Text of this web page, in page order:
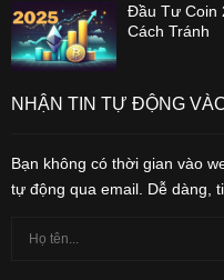
Đầu Tư Coin
Cách Tránh
NHẬN TIN TỰ ĐỘNG
Bạn không có thời gian vào
tự động qua email. Dễ dàng,